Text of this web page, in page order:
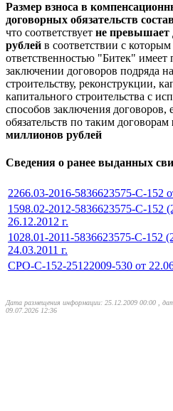
Размер взноса в
договорных обязательств
что соответствует не превышает
рублей в соответствии с
ответственностью "Битек" имеет
заключении договоров подряда
строительству, реконструкции,
капитального строительства с
способов заключения договоров,
обязательств по таким договорам
миллионов рублей
Сведения о ранее выданных
2266.03-2016-5836623575-С-152
1598.02-2012-5836623575-С-152
26.12.2012 г.
1028.01-2011-5836623575-С-152
24.03.2011 г.
СРО-С-152-25122009-530 от
Дата размещения информации: 25.12.2009 00:00 ,
09.07.2026 12:36